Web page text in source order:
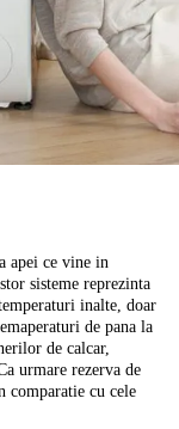
apei ce vine in
sisteme reprezinta
inalte, doar
de pana la
de calcar,
urmare rezerva de
comparatie cu cele